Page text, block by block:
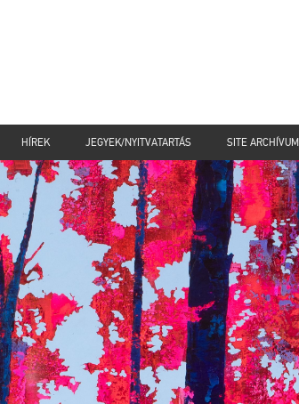
HÍREK JEGYEK/NYITVATARTÁS SITE ARCHÍVUM